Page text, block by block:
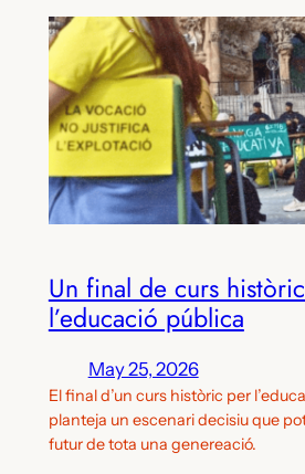
Un final de curs
l’educació pública
May 25, 2026
El final d’un curs històric per
planteja un escenari decisiu que
futur de tota una genereació.